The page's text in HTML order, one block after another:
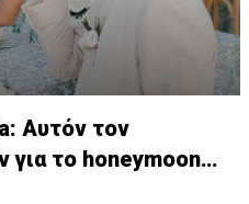
Αυτόν τον
για το honeymoon